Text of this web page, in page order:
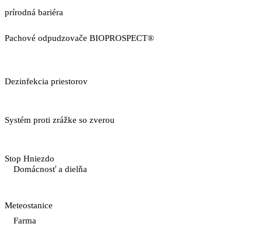
prírodná bariéra
Pachové odpudzovače BIOPROSPECT®
Dezinfekcia priestorov
Systém proti zrážke so zverou
Stop Hniezdo
Domácnosť a dielňa
Meteostanice
Farma